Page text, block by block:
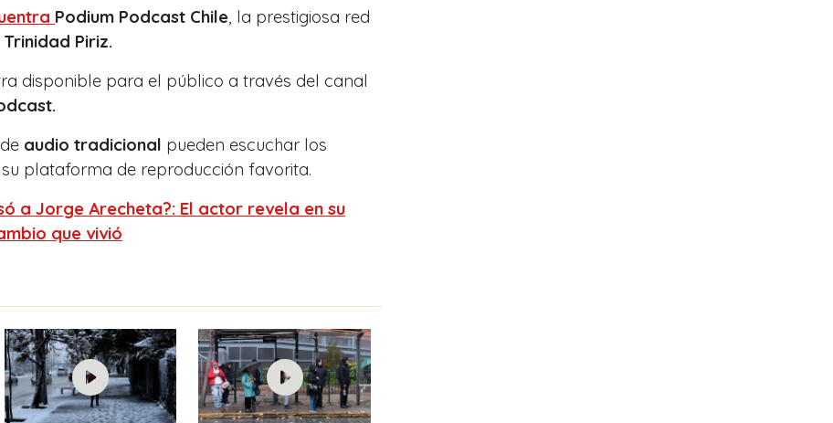
Podium Podcast Chile, la prestigiosa red
Trinidad Piriz.
disponible para el público a través del canal
audio tradicional pueden escuchar los
plataforma de reproducción favorita.
a Jorge Arecheta?: El actor revela en su
que vivió